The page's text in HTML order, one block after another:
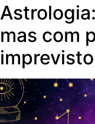
mas com